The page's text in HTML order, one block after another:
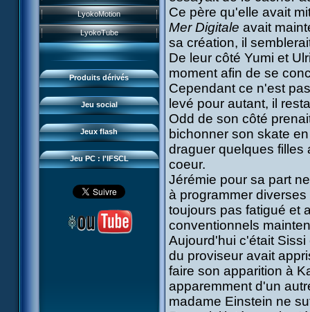
LyokoMotion
LyokoTube
Produits dérivés
Jeu de cartes
Goodies
Divers
Catalogue
Jeu social
Missions
Monstres
Cartes & galerie
Communauté
3D Duo
Jeux flash
Course 2
Aelita's Battle
Odd's Battle
Code Lyoko's Galaxy
Manta Bomber
Sector 2 Escape
Jeu PC : l'IFSCL
Présentation
News IFSCL
Médias
Questions fréquentes
Téléchargements
Réseau IFSCL
Ce père qu'elle avait
Mer Digitale avait
sa création, il
De leur côté Yumi et
moment afin de se
Cependant ce n'est
levé pour autant, il
Odd de son côté
bichonner son skate
draguer quelques filles
coeur.
Jérémie pour sa part
à programmer
toujours pas fatigué et
conventionnels
Aujourd'hui c'était
du proviseur avait
faire son apparition à
apparemment d'un
madame Einstein ne